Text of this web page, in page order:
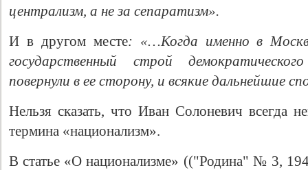
централизм, а не за сепаратизм».
И в другом месте: «…Когда именно в
государственный строй
повернули в ее сторону, и всякие дальнейшие
Нельзя сказать, что Иван Солоневич всегда
термина «национализм».
В статье «О национализме» (("Родина" № 3,